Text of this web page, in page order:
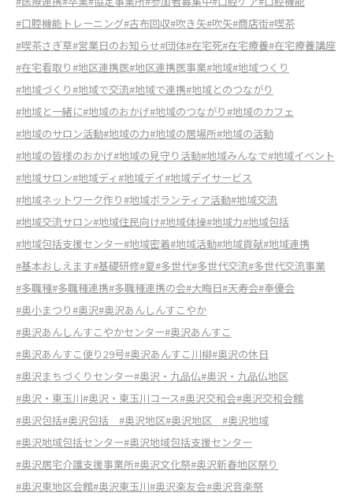
#口腔機能トレーニング#古布回収#吹き矢#吹矢#商店街#喫茶
#喫茶さぎ草#営業日のお知らせ#団体#在宅死#在宅療養#在宅療養講座
#在宅看取り#地区連携医#地区連携医事業#地域#地域つくり
#地域づくり#地域で交流#地域で連携#地域とのつながり
#地域と一緒に#地域のおかげ#地域のつながり#地域のカフェ
#地域のサロン活動#地域の力#地域の居場所#地域の活動
#地域の皆様のおかげ#地域の見守り活動#地域みんなで#地域イベント
#地域サロン#地域ディ#地域デイ#地域デイサービス
#地域ネットワーク作り#地域ボランティア活動#地域交流
#地域交流サロン#地域住民向け#地域体操#地域力#地域包括
#地域包括支援センター#地域密着#地域活動#地域貢献#地域連携
#基本おしえます#基礎研修#夏#多世代#多世代交流#多世代交流事業
#多職種#多職種連携#多職種連携の会#大晦日#天寿会#奉優会
#奥小まつり#奥沢#奥沢あんしんすこやか
#奥沢あんしんすこやかセンター#奥沢あんすこ
#奥沢あんすこ便り29号#奥沢あんすこ川柳#奥沢の休日
#奥沢まちづくりセンター#奥沢・九品仏#奥沢・九品仏地区
#奥沢・東玉川#奥沢・東玉川コース#奥沢交和会#奥沢交和会館
#奥沢包括#奥沢包括 #奥沢地区#奥沢地区 #奥沢地域
#奥沢地域包括センター#奥沢地域包括支援センター
#奥沢居宅介護支援事業所#奥沢文化祭#奥沢新春地区祭り
#奥沢東地区会館#奥沢東玉川#奥沢楽友会#奥沢音楽祭